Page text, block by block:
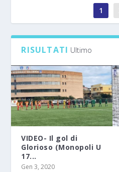
1
RISULTATI Ultimo
VIDEO- Il gol di
Glorioso (Monopoli U
17...
Gen 3, 2020